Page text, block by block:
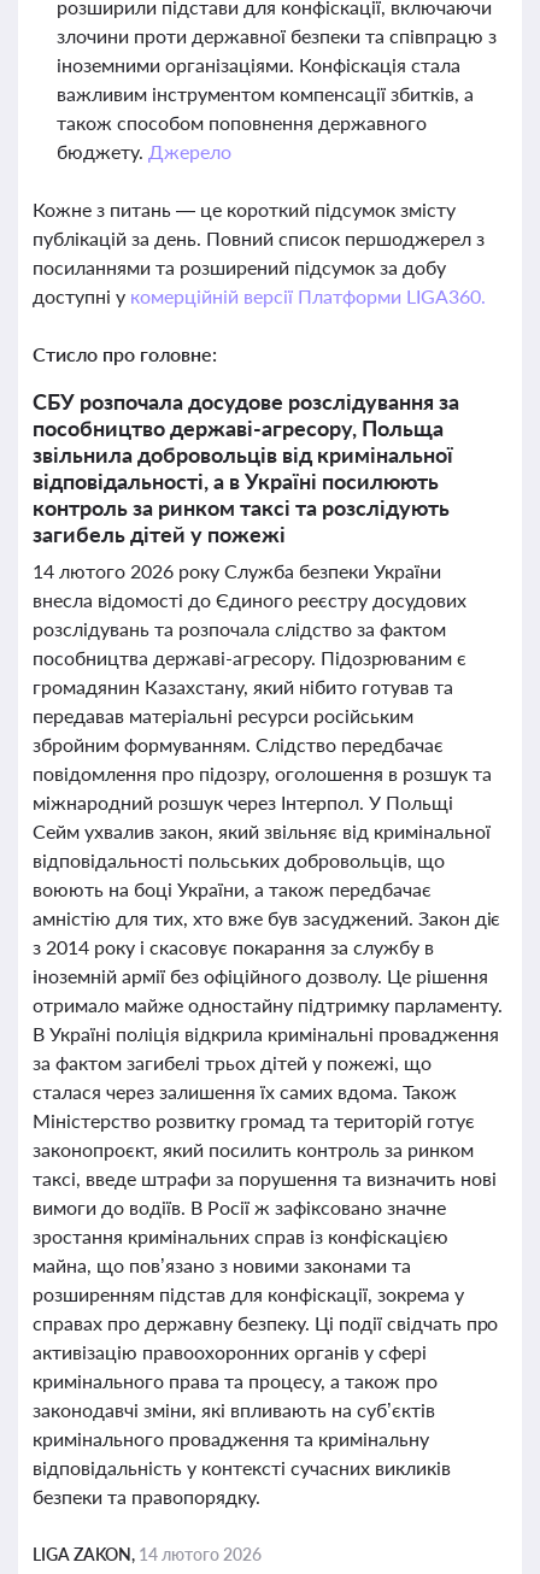
розширили підстави для конфіскації, включаючи
злочини проти державної безпеки та співпрацю з
іноземними організаціями. Конфіскація стала
важливим інструментом компенсації збитків, а
також способом поповнення державного
бюджету. Джерело
Кожне з питань — це короткий підсумок змісту
публікацій за день. Повний список першоджерел з
посиланнями та розширений підсумок за добу
доступні у комерційній версії Платформи LIGA360.
Стисло про головне:
СБУ розпочала досудове розслідування за
пособництво державі-агресору, Польща
звільнила добровольців від кримінальної
відповідальності, а в Україні посилюють
контроль за ринком таксі та розслідують
загибель дітей у пожежі
14 лютого 2026 року Служба безпеки України
внесла відомості до Єдиного реєстру досудових
розслідувань та розпочала слідство за фактом
пособництва державі-агресору. Підозрюваним є
громадянин Казахстану, який нібито готував та
передавав матеріальні ресурси російським
збройним формуванням. Слідство передбачає
повідомлення про підозру, оголошення в розшук та
міжнародний розшук через Інтерпол. У Польщі
Сейм ухвалив закон, який звільняє від кримінальної
відповідальності польських добровольців, що
воюють на боці України, а також передбачає
амністію для тих, хто вже був засуджений. Закон діє
з 2014 року і скасовує покарання за службу в
іноземній армії без офіційного дозволу. Це рішення
отримало майже одностайну підтримку парламенту.
В Україні поліція відкрила кримінальні провадження
за фактом загибелі трьох дітей у пожежі, що
сталася через залишення їх самих вдома. Також
Міністерство розвитку громад та територій готує
законопроєкт, який посилить контроль за ринком
таксі, введе штрафи за порушення та визначить нові
вимоги до водіїв. В Росії ж зафіксовано значне
зростання кримінальних справ із конфіскацією
майна, що пов’язано з новими законами та
розширенням підстав для конфіскації, зокрема у
справах про державну безпеку. Ці події свідчать про
активізацію правоохоронних органів у сфері
кримінального права та процесу, а також про
законодавчі зміни, які впливають на суб’єктів
кримінального провадження та кримінальну
відповідальність у контексті сучасних викликів
безпеки та правопорядку.
LIGA ZAKON, 14 лютого 2026